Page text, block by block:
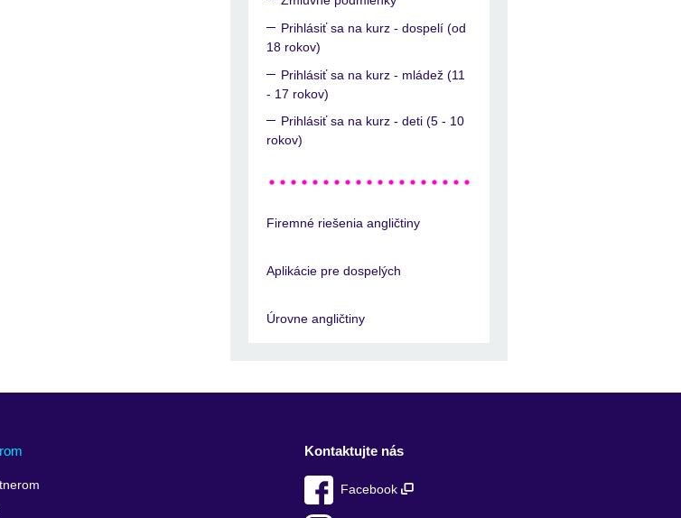
Prihlásiť sa na kurz - dospelí (od
18 rokov)
Prihlásiť sa na kurz - mládež (11
- 17 rokov)
Prihlásiť sa na kurz - deti (5 - 10
rokov)
Firemné riešenia angličtiny
Aplikácie pre dospelých
Úrovne angličtiny
Kontaktujte nás
Facebook